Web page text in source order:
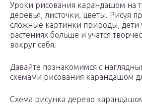
Уроки рисования карандашом на
деревья, листочки, цветы. Рисуя
сложные картинки природы, дети
растениях больше и учатся
вокруг себя.
Давайте познакомимся с
схемами рисования карандашом
Схема рисунка дерево